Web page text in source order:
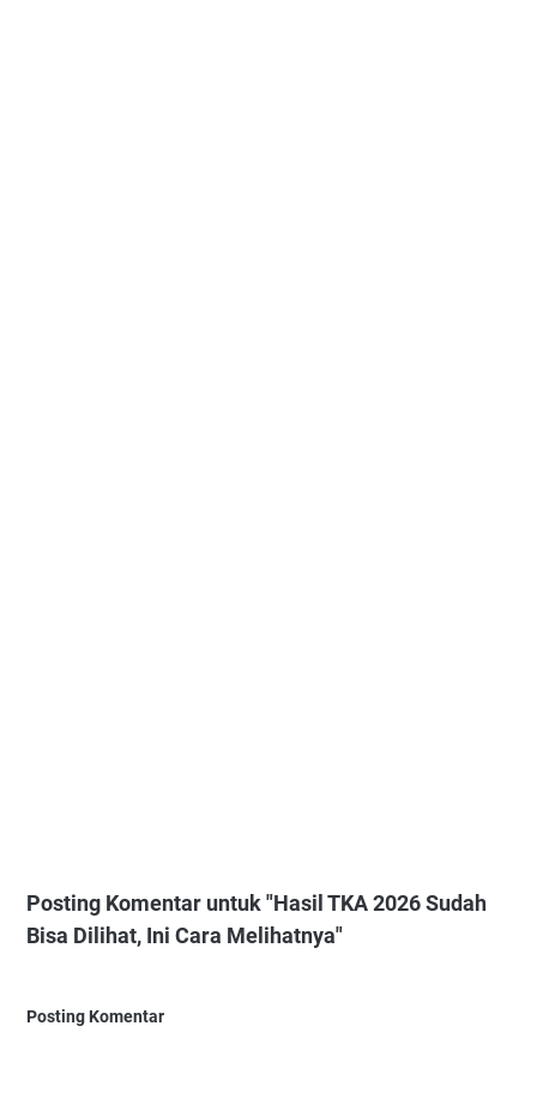
Posting Komentar untuk "Hasil TKA 2026 Sudah
Bisa Dilihat, Ini Cara Melihatnya"
Posting Komentar